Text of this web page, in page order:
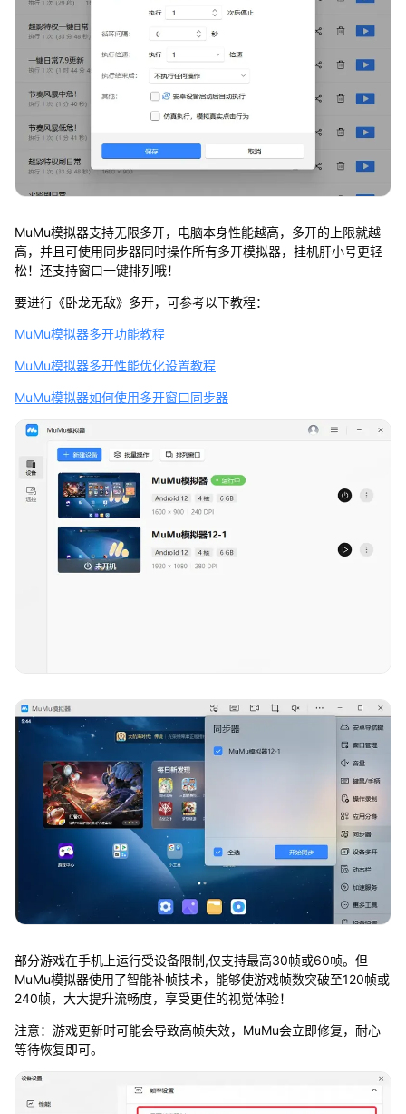
MuMu模拟器支持无限多开，电脑本身性能越高，多开的上限就越
高，并且可使用同步器同时操作所有多开模拟器，挂机肝小号更轻
松！还支持窗口一键排列哦！
要进行《卧龙无敌》多开，可参考以下教程：
MuMu模拟器多开功能教程
MuMu模拟器多开性能优化设置教程
MuMu模拟器如何使用多开窗口同步器
部分游戏在手机上运行受设备限制,仅支持最高30帧或60帧。但
MuMu模拟器使用了智能补帧技术，能够使游戏帧数突破至120帧或
240帧，大大提升流畅度，享受更佳的视觉体验！
注意：游戏更新时可能会导致高帧失效，MuMu会立即修复，耐心
等待恢复即可。